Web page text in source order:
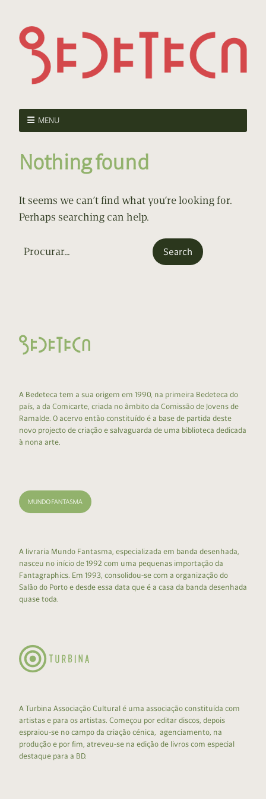
MENU
Nothing found
It seems we can’t find what you’re looking for.
Perhaps searching can help.
A Bedeteca tem a sua origem em 1990, na primeira Bedeteca do
país, a da Comicarte, criada no âmbito da Comissão de Jovens de
Ramalde. O acervo então constituído é a base de partida deste
novo projecto de criação e salvaguarda de uma biblioteca dedicada
à nona arte.
A livraria Mundo Fantasma, especializada em banda desenhada,
nasceu no início de 1992 com uma pequenas importação da
Fantagraphics. Em 1993, consolidou-se com a organização do
Salão do Porto e desde essa data que é a casa da banda desenhada
quase toda.
A Turbina Associação Cultural é uma associação constituída com
artistas e para os artistas. Começou por editar discos, depois
espraiou-se no campo da criação cénica, agenciamento, na
produção e por fim, atreveu-se na edição de livros com especial
destaque para a BD.